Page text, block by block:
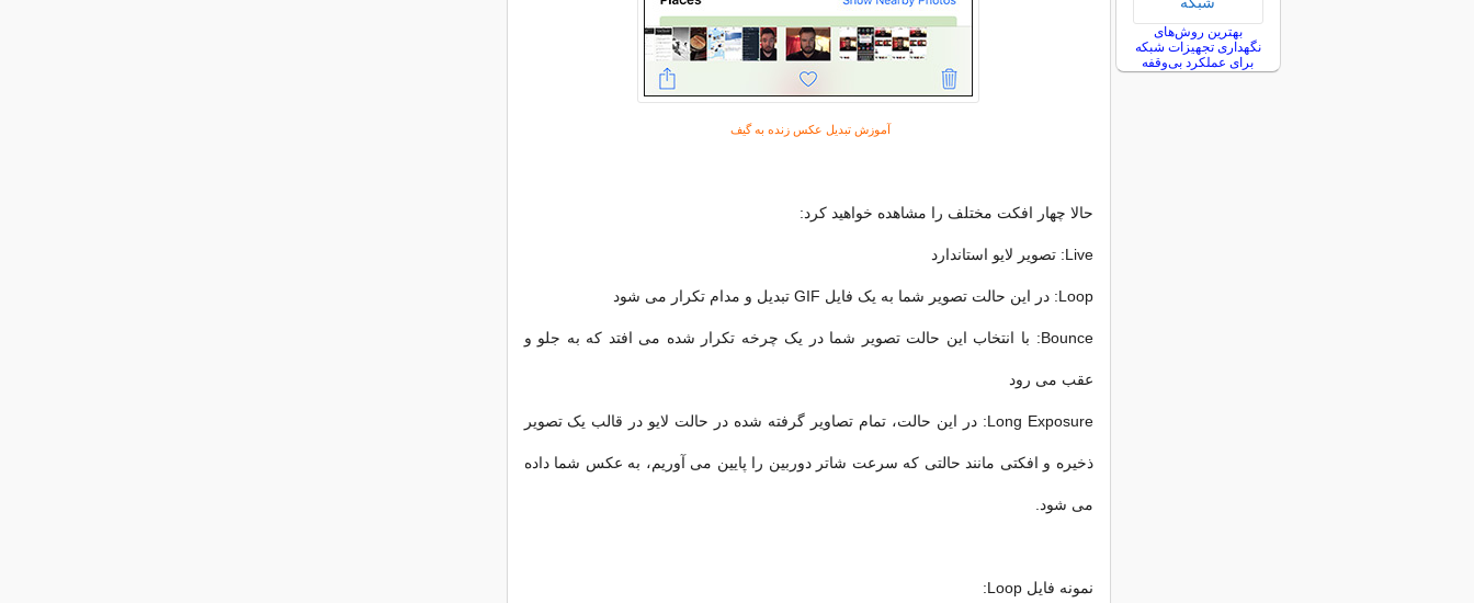
آموزش تبدیل عکس زنده به گیف
حالا چهار افکت مختلف را مشاهده خواهید کرد:
Live: تصویر لایو استاندارد
Loop: در این حالت تصویر شما به یک فایل GIF تبدیل و مدام تکرار می شود
Bounce: با انتخاب این حالت تصویر شما در یک چرخه تکرار شده می افتد که به جلو و
عقب می رود
Long Exposure: در این حالت، تمام تصاویر گرفته شده در حالت لایو در قالب یک تصویر
ذخیره و افکتی مانند حالتی که سرعت شاتر دوربین را پایین می آوریم، به عکس شما داده
می شود.
نمونه فایل Loop:
بهترین روش‌های
نگهداری تجهیزات شبکه
برای عملکرد بی‌وقفه